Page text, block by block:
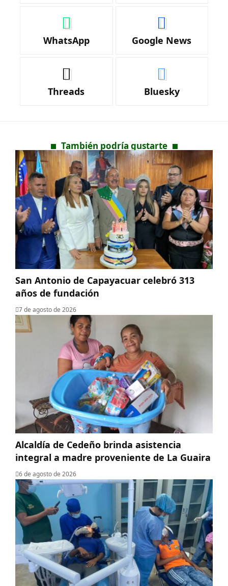
WhatsApp Google News
Threads Bluesky
También podría gustarte
San Antonio de Capayacuar celebró 313
años de fundación
7 de agosto de 2026
Alcaldía de Cedeño brinda asistencia
integral a madre proveniente de La Guaira
6 de agosto de 2026